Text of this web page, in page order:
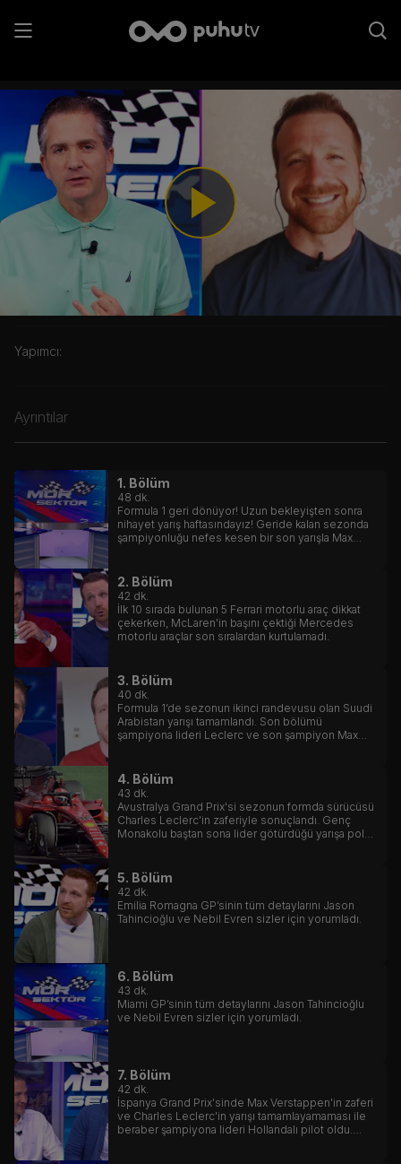
Play
Video
19. Bölüm
Yapımcı:
Ayrıntılar
1. Bölüm
48 dk.
Formula 1 geri dönüyor! Uzun bekleyişten sonra
nihayet yarış haftasındayız! Geride kalan sezonda
şampiyonluğu nefes kesen bir son yarışla Max
2. Bölüm
42 dk.
İlk 10 sırada bulunan 5 Ferrari motorlu araç dikkat
çekerken, McLaren'in başını çektiği Mercedes
motorlu araçlar son sıralardan kurtulamadı.
3. Bölüm
40 dk.
Formula 1’de sezonun ikinci randevusu olan Suudi
Arabistan yarışı tamamlandı. Son bölümü
şampiyona lideri Leclerc ve son şampiyon Max
4. Bölüm
43 dk.
Avustralya Grand Prix'si sezonun formda sürücüsü
Charles Leclerc'in zaferiyle sonuçlandı. Genç
Monakolu baştan sona lider götürdüğü yarışa pole
5. Bölüm
42 dk.
Emilia Romagna GP’sinin tüm detaylarını Jason
Tahincioğlu ve Nebil Evren sizler için yorumladı.
6. Bölüm
43 dk.
Miami GP’sinin tüm detaylarını Jason Tahincioğlu
ve Nebil Evren sizler için yorumladı.
7. Bölüm
42 dk.
İspanya Grand Prix'sinde Max Verstappen'in zaferi
ve Charles Leclerc'in yarışı tamamlayamaması ile
beraber şampiyona lideri Hollandalı pilot oldu.